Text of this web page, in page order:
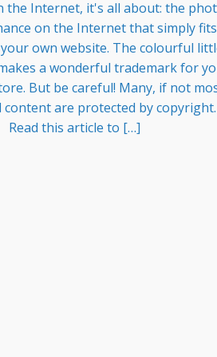
the Internet, it's all about: the
on the Internet that simply fits
own website. The colourful
a wonderful trademark for
But be careful! Many, if not
content are protected by copyright.
Read this article to […]